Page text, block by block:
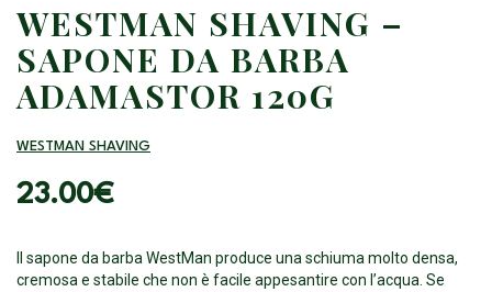
WESTMAN SHAVING –
SAPONE DA BARBA
ADAMASTOR 120G
WESTMAN SHAVING
Il sapone da barba WestMan produce una schiuma molto densa,
cremosa e stabile che non è facile appesantire con l’acqua. Se
23.00€